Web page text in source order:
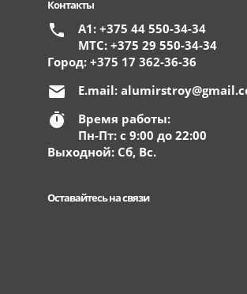
Контакты
А1: +375 44 550-34-34
МТС: +375 29 550-34-34
Город: +375 17 362-36-36
E.mail:
Время работы:
Пн-Пт: с 9:00 до 22:00
Выходной: Сб, Вс.
Оставайтесь на связи